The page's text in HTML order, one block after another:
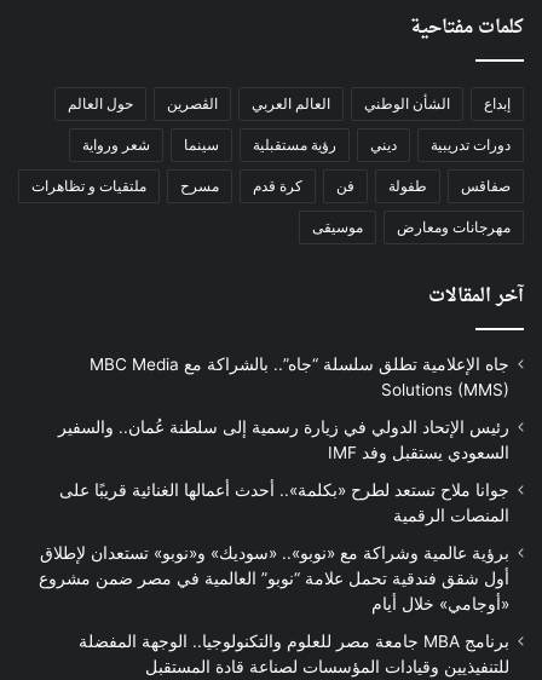
كلمات مفتاحية
إبداع الشأن الوطني العالم العربي الڨصرين حول العالم
دورات تدريبية ديني رؤية مستقبلية سينما شعر ورواية
صفاقس طفولة فن كرة قدم مسرح ملتقيات و تظاهرات
مهرجانات ومعارض موسيقى
آخر المقالات
جاه الإعلامية تطلق سلسلة “جاه”.. بالشراكة مع MBC Media
Solutions (MMS)
رئيس الإتحاد الدولي في زيارة رسمية إلى سلطنة عُمان.. والسفير
السعودي يستقبل وفد IMF
جوانا ملاح تستعد لطرح «بكلمة».. أحدث أعمالها الغنائية قريبًا على
المنصات الرقمية
برؤية عالمية وشراكة مع «نوبو».. «سوديك» و«نوبو» تستعدان لإطلاق
أول شقق فندقية تحمل علامة “نوبو” العالمية في مصر ضمن مشروع
«أوجامي» خلال أيام
برنامج MBA جامعة مصر للعلوم والتكنولوجيا.. الوجهة المفضلة
للتنفيذيين وقيادات المؤسسات لصناعة قادة المستقبل